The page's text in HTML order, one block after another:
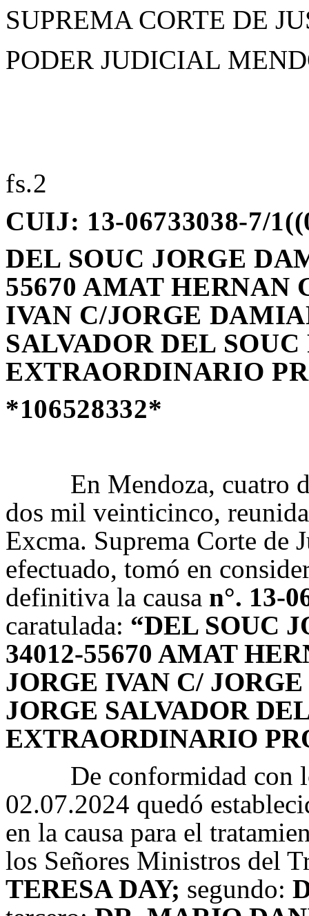
SUPREMA CORTE DE
PODER JUDICIAL
fs.2
CUIJ: 13-06733038-7/
DEL SOUC JORGE
55670 AMAT HERNAN
IVAN C/JORGE
SALVADOR DEL SOUC
EXTRAORDINARIO
*106528332*
En Mendoza, cuatro
dos mil veinticinco,
Excma. Suprema Corte de
efectuado, tomó en
definitiva la causa n°. 13-
caratulada: “DEL SOUC
34012-55670 AMAT
JORGE IVAN C/
JORGE SALVADOR
EXTRAORDINARIO
De conformidad con
02.07.2024 quedó
en la causa para el
los Señores Ministros del
TERESA DAY; segundo: